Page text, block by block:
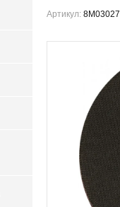
Артикул: